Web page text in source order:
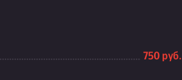
750 руб.